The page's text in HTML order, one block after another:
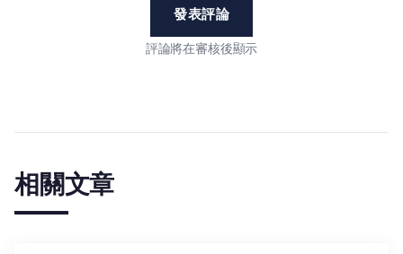
發表評論
評論將在審核後顯示
相關文章